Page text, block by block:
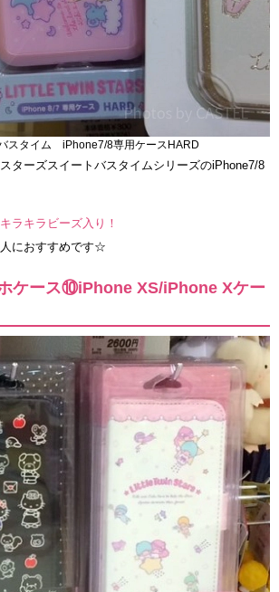
スタイム iPhone7/8専用ケースHARD
ターズスイートバスタイムシリーズのiPhone7/8
ラキラビーズ入り！
におすすめです☆
ケース⑩iPhone XS/iPhone Xケー